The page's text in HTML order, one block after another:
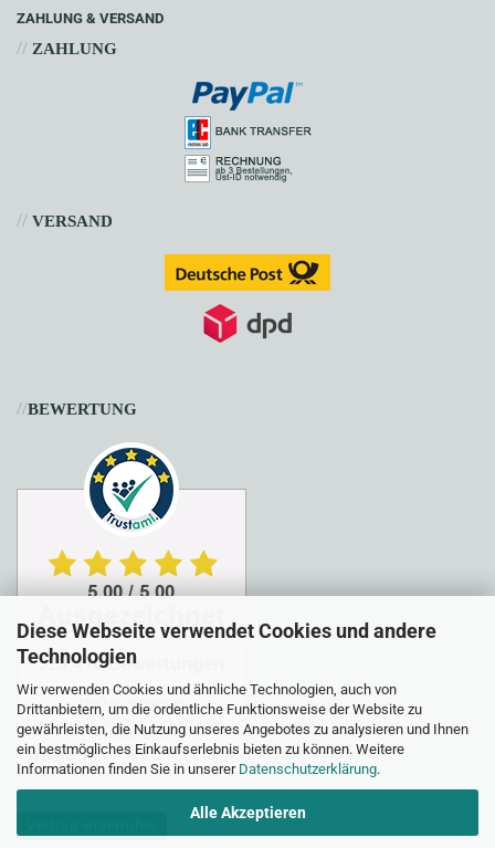
Diese Webseite verwendet Cookies und andere
Technologien
Wir verwenden Cookies und ähnliche Technologien, auch von
Drittanbietern, um die ordentliche Funktionsweise der Website zu
gewährleisten, die Nutzung unseres Angebotes zu analysieren und Ihnen
ein bestmögliches Einkaufserlebnis bieten zu können. Weitere
Informationen finden Sie in unserer Datenschutzerklärung.
Alle Akzeptieren
ZAHLUNG & VERSAND
// ZAHLUNG
// VERSAND
//BEWERTUNG